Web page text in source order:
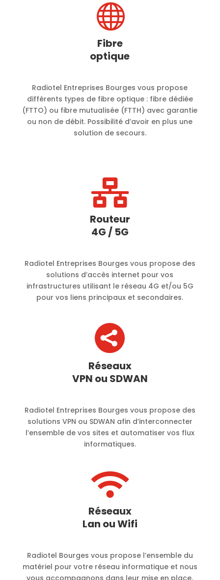

Fibre
optique
Radiotel Entreprises Bourges vous propose
différents types de fibre optique : fibre dédiée
(FTTO) ou fibre mutualisée (FTTH) avec garantie
ou non de débit. Possibilité d’avoir en plus une
solution de secours.

Routeur
4G / 5G
Radiotel Entreprises Bourges vous propose des
solutions d’accès internet pour vos
infrastructures utilisant le réseau 4G et/ou 5G
pour vos liens principaux et secondaires.

Réseaux
VPN ou SDWAN
Radiotel Entreprises Bourges vous propose des
solutions VPN ou SDWAN afin d’interconnecter
l’ensemble de vos sites et automatiser vos flux
informatiques.

Réseaux
Lan ou Wifi
Radiotel Bourges vous propose l’ensemble du
matériel pour votre réseau informatique et nous